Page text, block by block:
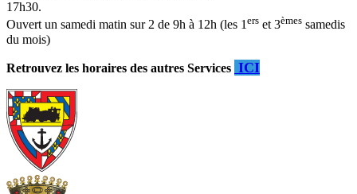
17h30.
Ouvert un samedi matin sur 2 de 9h à 12h (les 1ers et 3èmes samedis
du mois)
Retrouvez les horaires des autres Services ICI